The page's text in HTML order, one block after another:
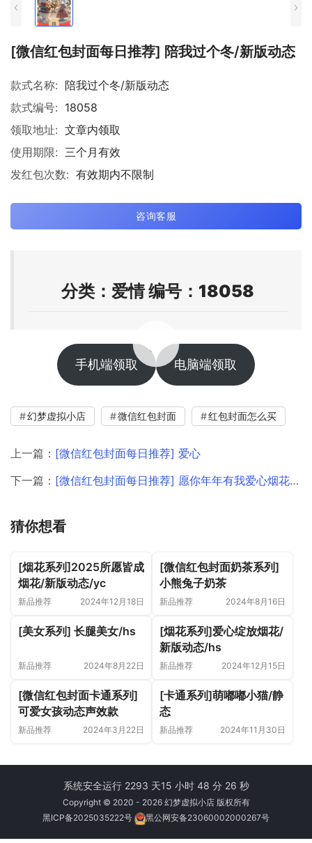
[微信红包封面每日推荐] 陪我过个冬/新版动态
款式名称: 陪我过个冬/新版动态
款式编号: 18058
领取地址: 文章内领取
使用期限: 三个月有效
发红包次数: 有效期内不限制
咨询客服
分类：爱情 编号：18058
手机端领取 电脑端领取
幻梦虚拟小店 微信红包封面 红包封面怎么买
上一篇： [微信红包封面每日推荐] 爱心
下一篇： [微信红包封面每日推荐] 愿你年年有我爱心烟花/情人节快乐
猜你想看
[烟花系列]2025所愿皆成
烟花/新版动态/yc
新品推荐 2024年12月18日
[微信红包封面奶茶系列]
小熊兔子奶茶
新品推荐 2024年8月16日
[美女系列] 长腿美女/hs
新品推荐 2024年8月22日
[烟花系列]爱心绽放烟花/
新版动态/hs
新品推荐 2024年12月15日
[微信红包封面卡通系列]
可爱女孩动态声效款
新品推荐 2024年3月22日
[卡通系列]萌嘟嘟小猫/静
态
新品推荐 2024年11月30日
系统安全运行 2293 天15 小时 48 分 26 秒
Copyright © 2020 - 2026 幻梦虚拟小店 版权所有
黑ICP备2025035222号
黑公网安备23060002000267号